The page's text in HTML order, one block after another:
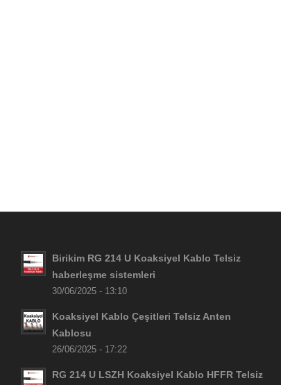
Birikim RG 214 U Koaksiyel Kablo Telsiz
haberleşme sistemleri
30/06/2025 - 13:10
Koaksiyel Kablo Çeşitleri Telsiz Anten
Kablosu
26/06/2025 - 17:22
RG 214 U LSZH Koaksiyel Kablo HFFR Telsiz